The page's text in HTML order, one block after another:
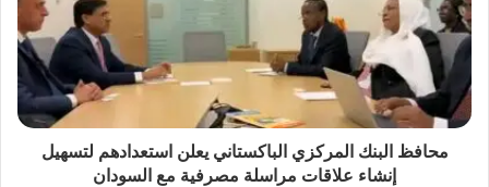
محافظ البنك المركزي الباكستاني يعلن استعدادهم لتسهيل
إنشاء علاقات مراسلة مصرفية مع السودان